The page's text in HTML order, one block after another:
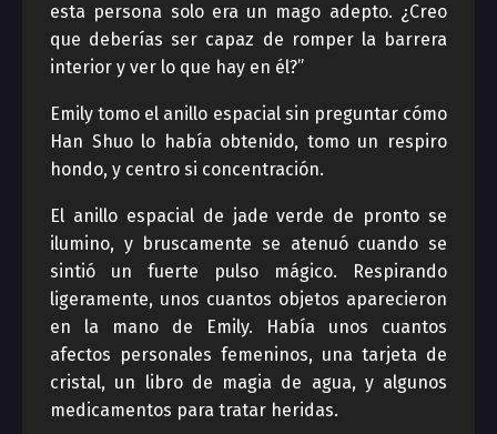
esta persona solo era un mago adepto. ¿Creo
que deberías ser capaz de romper la barrera
interior y ver lo que hay en él?”
Emily tomo el anillo espacial sin preguntar cómo
Han Shuo lo había obtenido, tomo un respiro
hondo, y centro si concentración.
El anillo espacial de jade verde de pronto se
ilumino, y bruscamente se atenuó cuando se
sintió un fuerte pulso mágico. Respirando
ligeramente, unos cuantos objetos aparecieron
en la mano de Emily. Había unos cuantos
afectos personales femeninos, una tarjeta de
cristal, un libro de magia de agua, y algunos
medicamentos para tratar heridas.